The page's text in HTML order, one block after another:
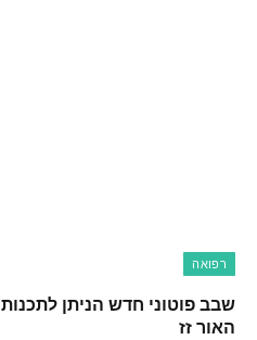
רפואה
שבב פוטוני חדש הניתן
האור זז